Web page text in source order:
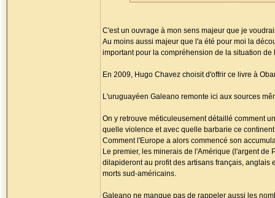
C'est un ouvrage à mon sens majeur que je
Au moins aussi majeur que l'a été pour moi la
important pour la compréhension de la situation
En 2009, Hugo Chavez choisit d'offrir ce livre à
L'uruguayéen Galeano remonte ici aux sources
On y retrouve méticuleusement détaillé comment
quelle violence et avec quelle barbarie ce
Comment l'Europe a alors commencé son
Le premier, les minerais de l'Amérique (l'argent
dilapideront au profit des artisans français,
morts sud-américains.
Galeano ne manque pas de rappeler aussi les